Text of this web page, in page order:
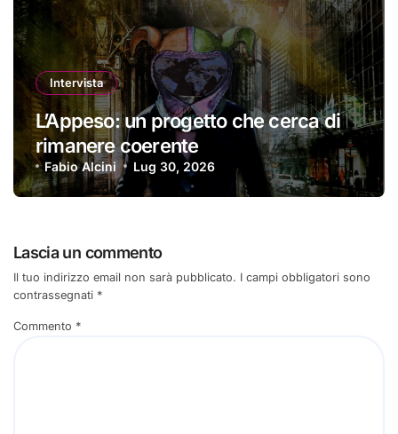
Intervista
L’Appeso: un progetto che cerca di
rimanere coerente
Fabio Alcini Lug 30, 2026
Lascia un commento
Il tuo indirizzo email non sarà pubblicato. I campi obbligatori sono
contrassegnati *
Commento *